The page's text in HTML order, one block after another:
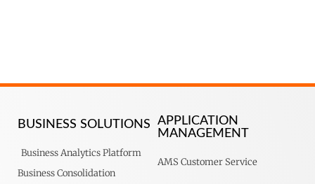
BUSINESS SOLUTIONS
Business Analytics Platform
Business Consolidation
APPLICATION
MANAGEMENT
AMS Customer Service